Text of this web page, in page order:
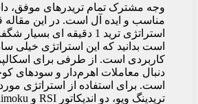
وجه مشترک تمام تریدرهای موفق،
مناسب و ایده آل است. در این مقاله
استراتژی ترید 1 دقیقه ای
است بدانید که این استراتژی خیلی
کاربردی است. از طرفی برای
دنبال معاملات اهرم‌دار و سودهای
است. برای استفاده از استراتژی